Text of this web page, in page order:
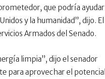
que podría ayudar
y la humanidad”, dijo. El
Armados del Senado.
limpia”, dijo el senador
para aprovechar el potencial